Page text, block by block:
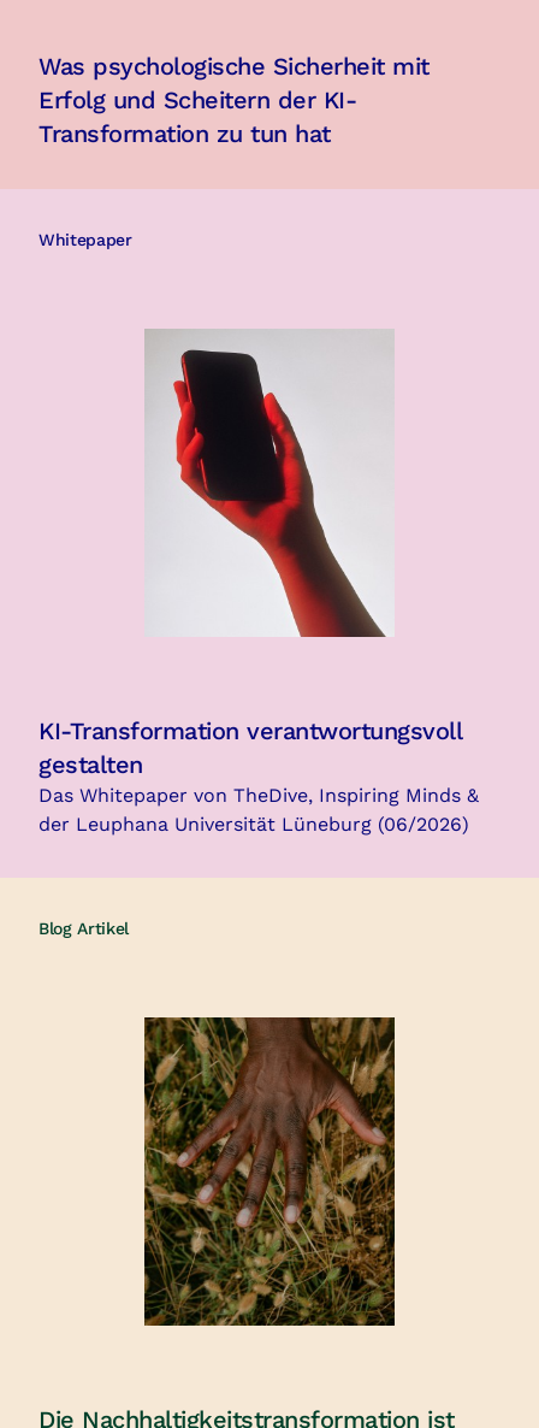
Was psychologische Sicherheit mit
Erfolg und Scheitern der KI-
Transformation zu tun hat
Whitepaper
KI-Transformation verantwortungsvoll
gestalten
Das Whitepaper von TheDive, Inspiring Minds &
der Leuphana Universität Lüneburg (06/2026)
Blog Artikel
Die Nachhaltigkeitstransformation ist